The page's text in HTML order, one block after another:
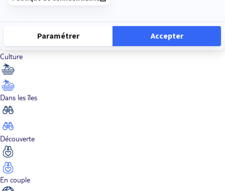
Culture
Dans les îles
Découverte
En couple